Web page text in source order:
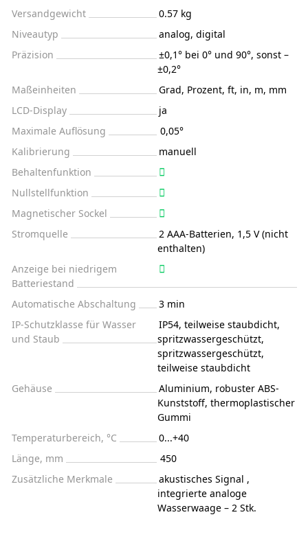
Versandgewicht
0.57 kg
Niveautyp
analog, digital
Präzision
±0,1° bei 0° und 90°, sonst –
±0,2°
Maßeinheiten
Grad, Prozent, ft, in, m, mm
LCD-Display
ja
Maximale Auflösung
0,05°
Kalibrierung
manuell
Behaltenfunktion
Nullstellfunktion
Magnetischer Sockel
Stromquelle
2 AAA-Batterien, 1,5 V (nicht
enthalten)
Anzeige bei niedrigem
Batteriestand
Automatische Abschaltung
3 min
IP-Schutzklasse für Wasser
und Staub
IP54, teilweise staubdicht,
spritzwassergeschützt,
spritzwassergeschützt,
teilweise staubdicht
Gehäuse
Aluminium, robuster ABS-
Kunststoff, thermoplastischer
Gummi
Temperaturbereich, °C
0...+40
Länge, mm
450
Zusätzliche Merkmale
akustisches Signal ,
integrierte analoge
Wasserwaage – 2 Stk.